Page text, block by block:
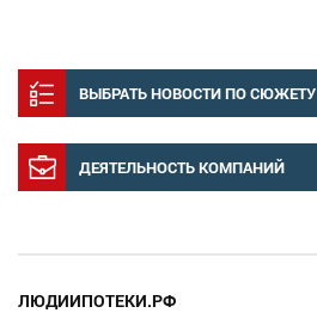
ВЫБРАТЬ НОВОСТИ ПО СЮЖЕТУ
ДЕЯТЕЛЬНОСТЬ КОМПАНИЙ
ЛЮДИИПОТЕКИ.РФ